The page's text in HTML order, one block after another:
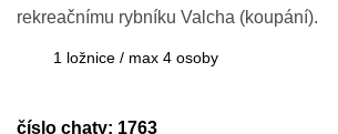
rekreačnímu rybníku Valcha (koupání).
1 ložnice / max 4 osoby
číslo chaty: 1763